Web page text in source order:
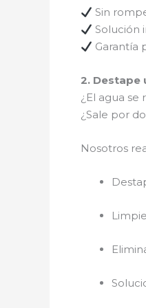
Sin
Solución
Garantía
2. Destape
¿El agua se
¿Sale por
Nosotros